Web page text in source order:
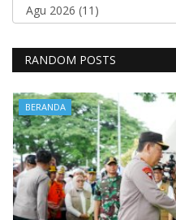
RANDOM POSTS
BERANDA